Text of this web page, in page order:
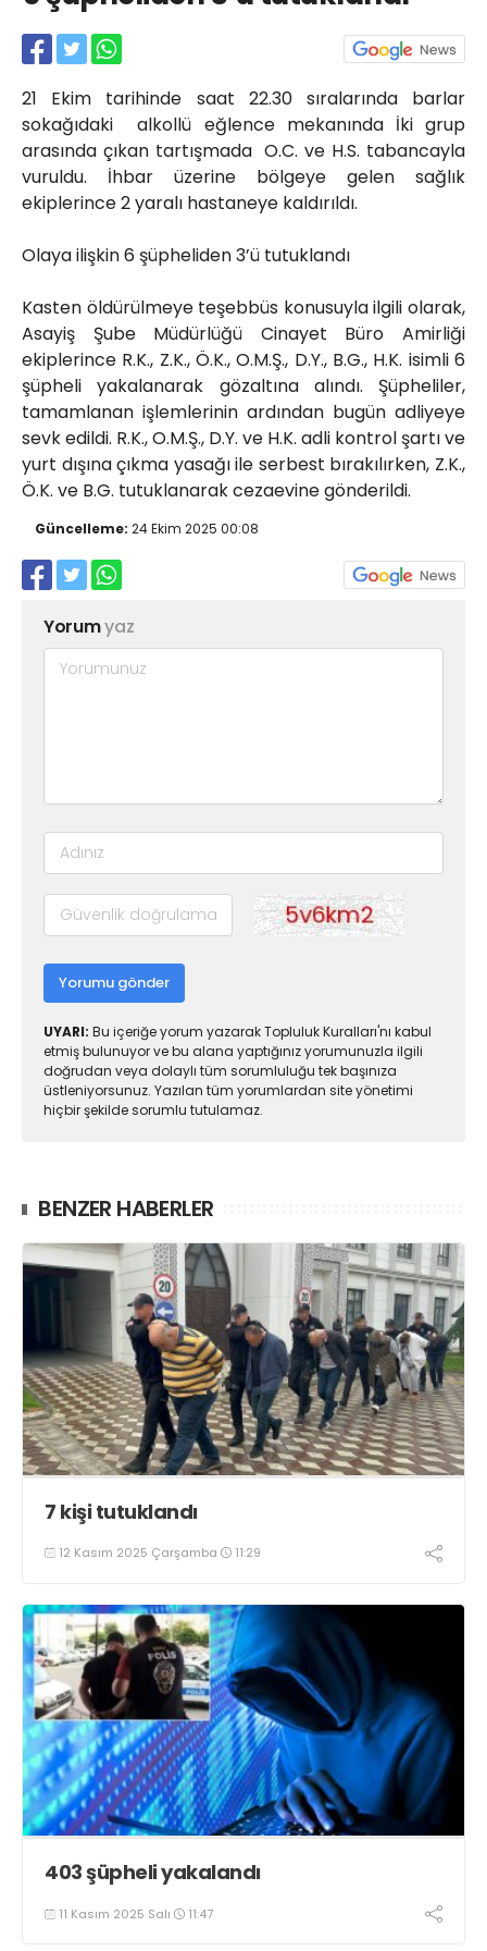
21 Ekim tarihinde saat 22.30 sıralarında barlar
sokağıdaki alkollü eğlence mekanında İki grup
arasında çıkan tartışmada O.C. ve H.S. tabancayla
vuruldu. İhbar üzerine bölgeye gelen sağlık
ekiplerince 2 yaralı hastaneye kaldırıldı.
Olaya ilişkin 6 şüpheliden 3’ü tutuklandı
Kasten öldürülmeye teşebbüs konusuyla ilgili olarak,
Asayiş Şube Müdürlüğü Cinayet Büro Amirliği
ekiplerince R.K., Z.K., Ö.K., O.M.Ş., D.Y., B.G., H.K. isimli 6
şüpheli yakalanarak gözaltına alındı. Şüpheliler,
tamamlanan işlemlerinin ardından bugün adliyeye
sevk edildi. R.K., O.M.Ş., D.Y. ve H.K. adli kontrol şartı ve
yurt dışına çıkma yasağı ile serbest bırakılırken, Z.K.,
Ö.K. ve B.G. tutuklanarak cezaevine gönderildi.
Güncelleme: 24 Ekim 2025 00:08
Yorumyaz
Yorumu gönder
UYARI: Bu içeriğe yorum yazarak Topluluk Kuralları'nı kabul
etmiş bulunuyor ve bu alana yaptığınız yorumunuzla ilgili
doğrudan veya dolaylı tüm sorumluluğu tek başınıza
üstleniyorsunuz. Yazılan tüm yorumlardan site yönetimi
hiçbir şekilde sorumlu tutulamaz.
BENZER HABERLER
7 kişi tutuklandı
12 Kasım 2025 Çarşamba 11:29
403 şüpheli yakalandı
11 Kasım 2025 Salı 11:47
Yahya Kaptan Mahallesi
Akkavaklar Caddesi No:17/4 İzmit-
KOCAELİ
kocaelisokak@gmail.com